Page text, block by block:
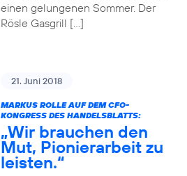
einen gelungenen Sommer. Der
Rösle Gasgrill […]
21. Juni 2018
MARKUS ROLLE AUF DEM CFO-
KONGRESS DES HANDELSBLATTS:
„Wir brauchen den
Mut, Pionierarbeit zu
leisten.“